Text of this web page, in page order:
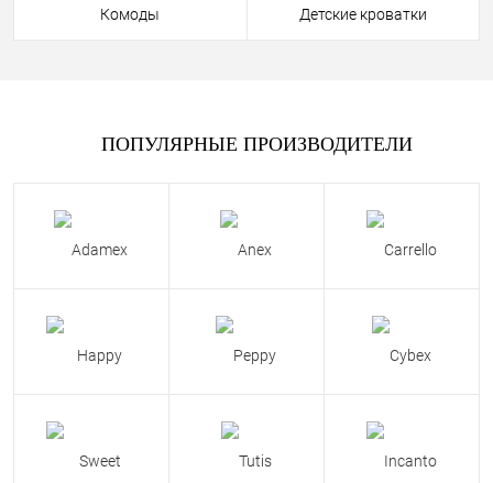
Комоды Детские кроватки
ПОПУЛЯРНЫЕ ПРОИЗВОДИТЕЛИ